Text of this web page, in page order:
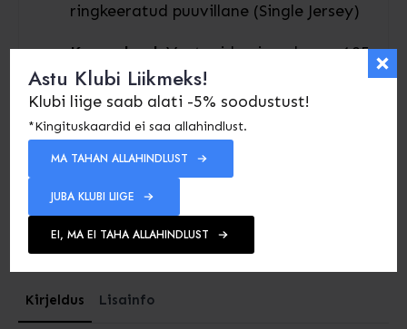
ringkeeratud puuvillane (Single Jersey)
Kanga kaal:Vastupidav ja pehme - 185
g/m²
Hooldus:Masinpesu kuni 40°C
Värvid:Saadaval must ja valge
Tootekood:
Kirjeldus Lisainfo
Astu Klubi Liikmeks!
Klubi liige saab alati -5% soodustust!
*Kingituskaardid ei saa allahindlust.
MA TAHAN ALLAHINDLUST
JUBA KLUBI LIIGE
EI, MA EI TAHA ALLAHINDLUST